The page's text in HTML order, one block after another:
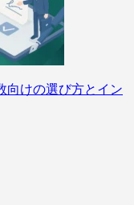
向けの選び方とイン